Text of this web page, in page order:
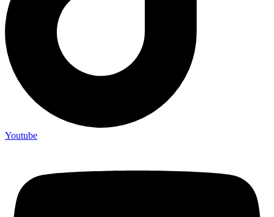
Youtube